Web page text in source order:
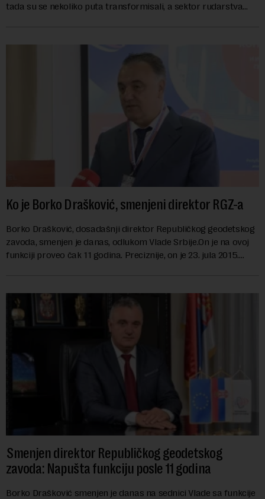
tada su se nekoliko puta transformisali, a sektor rudarstva
Ko je Borko Drašković, smenjeni direktor RGZ-a
Borko Drašković, dosadašnji direktor Republičkog geodetskog
zavoda, smenjen je danas, odlukom Vlade Srbije.On je na ovoj
funkciji proveo čak 11 godina. Preciznije, on je 23. jula 2015.
Smenjen direktor Republičkog geodetskog
zavoda: Napušta funkciju posle 11 godina
Borko Drašković smenjen je danas na sednici Vlade sa funkcije